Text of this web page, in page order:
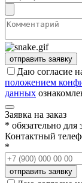
Даю согласие
положением
данных
Заявка на заказ
* обязательно для
Контактный
*